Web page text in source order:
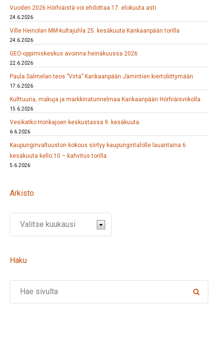
Vuoden 2026 Hörhiäistä voi ehdottaa 17. elokuuta asti
24.6.2026
Ville Heinolan MM-kultajuhla 25. kesäkuuta Kankaanpään torilla
24.6.2026
GEO-oppimiskeskus avoinna heinäkuussa 2026
22.6.2026
Paula Salmelan teos ”Virta” Kankaanpään Jämintien kiertoliittymään
17.6.2026
Kulttuuria, makuja ja markkinatunnelmaa Kankaanpään Hörhiäisviikolla
15.6.2026
Vesikatko Honkajoen keskustassa 9. kesäkuuta
6.6.2026
Kaupunginvaltuuston kokous siirtyy kaupungintalolle lauantaina 6.
kesäkuuta kello 10 – kahvitus torilla
5.6.2026
Arkisto
Haku